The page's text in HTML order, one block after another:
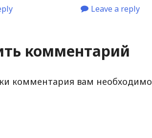
Leave a reply
комментарий
комментария вам необходимо